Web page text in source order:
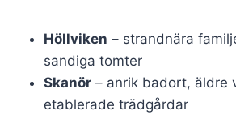
Höllviken – strandnära
sandiga tomter
Skanör – anrik badort, äldre
etablerade trädgårdar